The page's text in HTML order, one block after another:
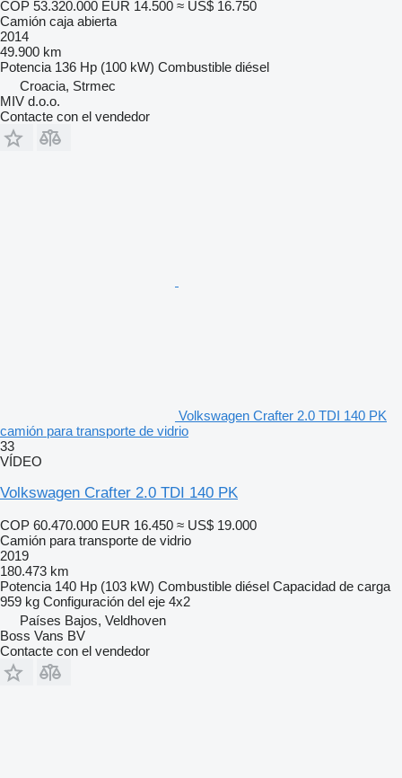
COP 53.320.000 EUR 14.500 ≈ US$ 16.750
Camión caja abierta
2014
49.900 km
Potencia 136 Hp (100 kW) Combustible diésel
Croacia, Strmec
MIV d.o.o.
Contacte con el vendedor
Volkswagen Crafter 2.0 TDI 140 PK
camión para transporte de vidrio
33
VÍDEO
Volkswagen Crafter 2.0 TDI 140 PK
COP 60.470.000 EUR 16.450 ≈ US$ 19.000
Camión para transporte de vidrio
2019
180.473 km
Potencia 140 Hp (103 kW) Combustible diésel Capacidad de carga
959 kg Configuración del eje 4x2
Países Bajos, Veldhoven
Boss Vans BV
Contacte con el vendedor